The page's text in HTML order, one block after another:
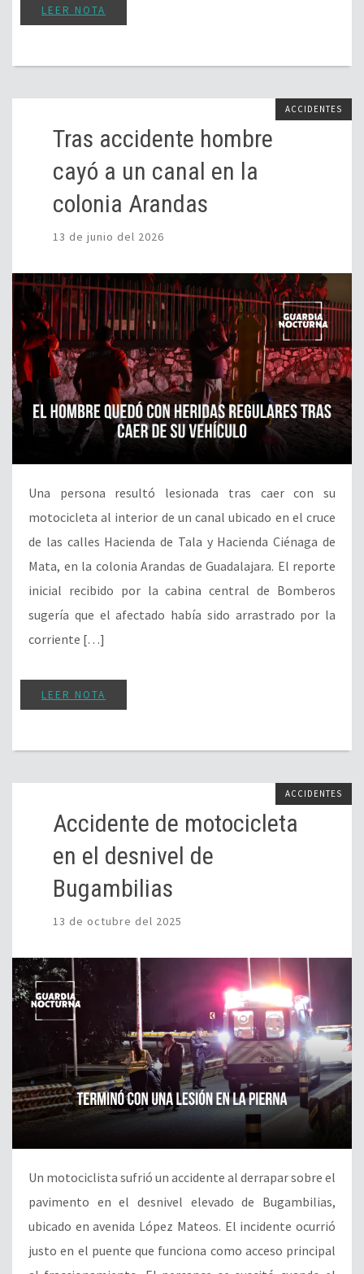
LEER NOTA
ACCIDENTES
Tras accidente hombre
cayó a un canal en la
colonia Arandas
13 de junio del 2026
Una persona resultó lesionada tras caer con su
motocicleta al interior de un canal ubicado en el cruce
de las calles Hacienda de Tala y Hacienda Ciénaga de
Mata, en la colonia Arandas de Guadalajara. El reporte
inicial recibido por la cabina central de Bomberos
sugería que el afectado había sido arrastrado por la
corriente […]
LEER NOTA
ACCIDENTES
Accidente de motocicleta
en el desnivel de
Bugambilias
13 de octubre del 2025
Un motociclista sufrió un accidente al derrapar sobre el
pavimento en el desnivel elevado de Bugambilias,
ubicado en avenida López Mateos. El incidente ocurrió
justo en el puente que funciona como acceso principal